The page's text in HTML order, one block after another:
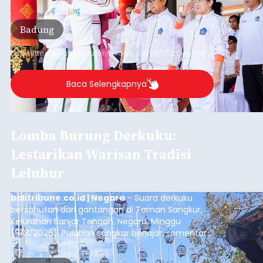
Badung
Submitted by contributoronSun, 08/09/2026 - 17:09
Baca Selengkapnya
Lomba Burung Derkuku:
Lestarikan Warisan Tradisi
Leluhur
balitribune.co.id | Negara- Suara derkuku
bersahutan dari gantangan di Taman Sangkur,
Kelurahan Banjar Tengah, Negara, Minggu
(9/8/2026). Puluhan sangkar berjajar, sementara
para penghobi menunggu suara burung masing-
masing mengalun. Bukan sekadar ramai oleh